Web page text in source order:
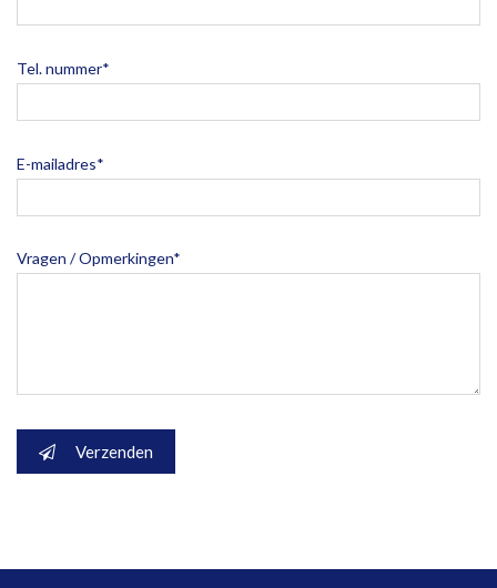
Tel. nummer*
E-mailadres*
Vragen / Opmerkingen*
Verzenden